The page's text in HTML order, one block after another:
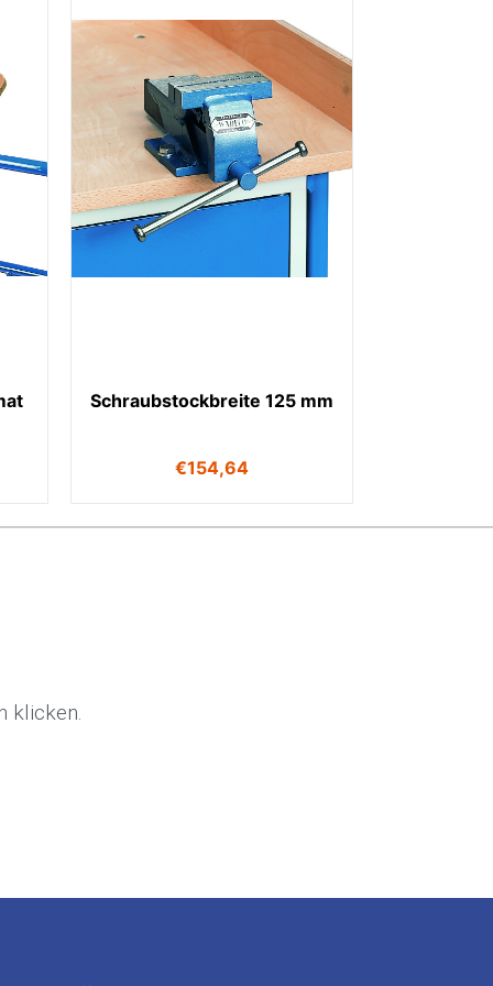
Schraubstockbreite 125 mm
€154,64
klicken.